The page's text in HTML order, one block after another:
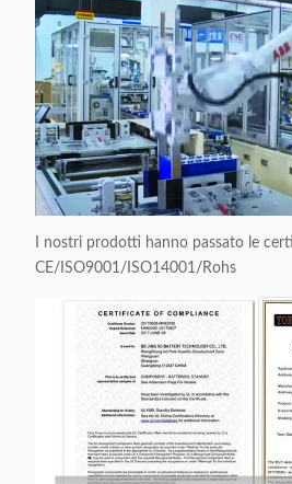
I nostri prodotti hanno passato le
CE/ISO9001/ISO14001/Rohs